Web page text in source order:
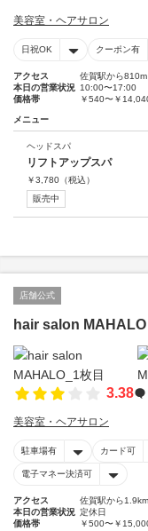
美容室・ヘアサロン
日祝OK クーポン有
アクセス
佐賀駅から810m
本日の営業状況 10:00〜17:00
価格帯
￥540〜￥
メニュー
ヘッドスパ
リフトアップスパ
￥3,780 （税込）
販売中
店舗公式
hair salon MAHALO
3.38
美容室・ヘアサロン
駐車場有 カード可
電子マネー決済可
アクセス
佐賀駅から
本日の営業状況 定休日
価格帯
￥500〜￥